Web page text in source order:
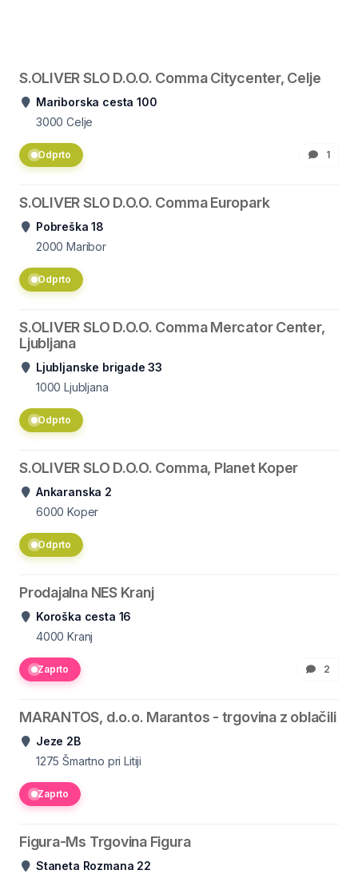
S.OLIVER SLO D.O.O. Comma Citycenter, Celje
Mariborska cesta 100
3000 Celje
Odprto 1
S.OLIVER SLO D.O.O. Comma Europark
Pobreška 18
2000 Maribor
Odprto
S.OLIVER SLO D.O.O. Comma Mercator Center,
Ljubljana
Ljubljanske brigade 33
1000 Ljubljana
Odprto
S.OLIVER SLO D.O.O. Comma, Planet Koper
Ankaranska 2
6000 Koper
Odprto
Prodajalna NES Kranj
Koroška cesta 16
4000 Kranj
Zaprto 2
MARANTOS, d.o.o. Marantos - trgovina z oblačili
Jeze 2B
1275 Šmartno pri Litiji
Zaprto
Figura-Ms Trgovina Figura
Staneta Rozmana 22